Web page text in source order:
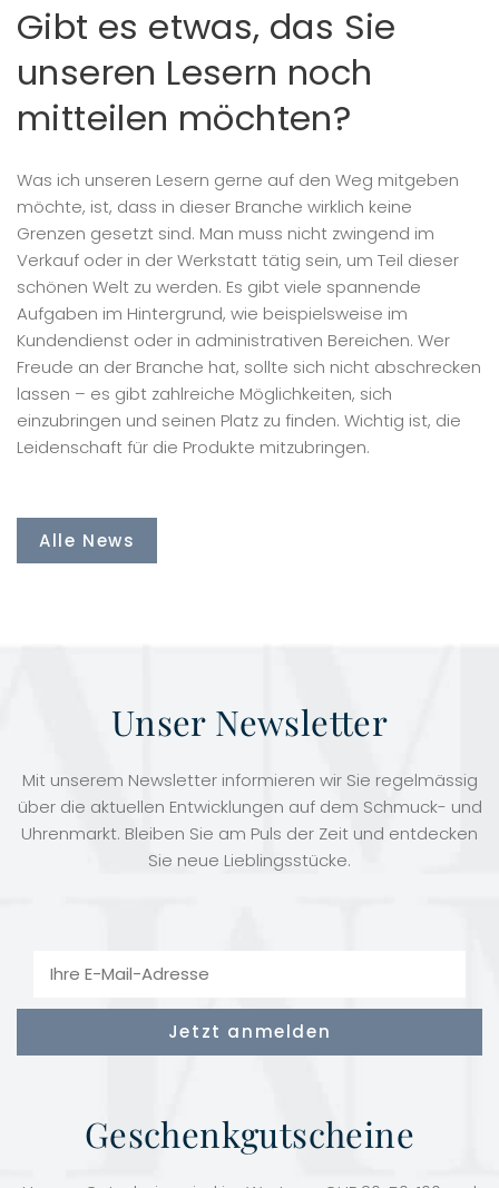
Gibt es etwas, das Sie
unseren Lesern noch
mitteilen möchten?
Was ich unseren Lesern gerne auf den Weg mitgeben
möchte, ist, dass in dieser Branche wirklich keine
Grenzen gesetzt sind. Man muss nicht zwingend im
Verkauf oder in der Werkstatt tätig sein, um Teil dieser
schönen Welt zu werden. Es gibt viele spannende
Aufgaben im Hintergrund, wie beispielsweise im
Kundendienst oder in administrativen Bereichen. Wer
Freude an der Branche hat, sollte sich nicht abschrecken
lassen – es gibt zahlreiche Möglichkeiten, sich
einzubringen und seinen Platz zu finden. Wichtig ist, die
Leidenschaft für die Produkte mitzubringen.
Alle News
Unser Newsletter
Mit unserem Newsletter informieren wir Sie regelmässig
über die aktuellen Entwicklungen auf dem Schmuck- und
Uhrenmarkt. Bleiben Sie am Puls der Zeit und entdecken
Sie neue Lieblingsstücke.
Geschenkgutscheine